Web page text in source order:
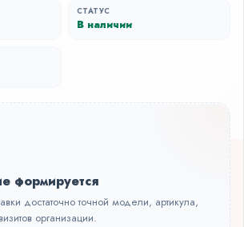
СТАТУС
В наличии
формируется
достаточно точной модели, артикула,
организации.